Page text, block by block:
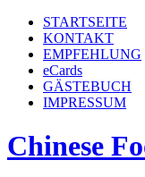
STARTSEITE
KONTAKT
EMPFEHLUNG
eCards
GÄSTEBUCH
IMPRESSUM
Chinese